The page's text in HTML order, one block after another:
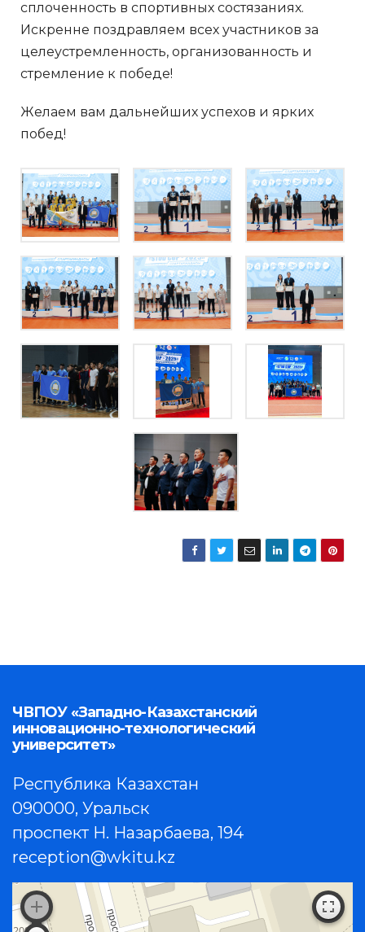
сплоченность в спортивных состязаниях.
Искренне поздравляем всех участников за
целеустремленность, организованность и
стремление к победе!
Желаем вам дальнейших успехов и ярких
побед!
ЧВПОУ «Западно-Казахстанский
инновационно-технологический
университет»
Республика Казахстан
090000, Уральск
проспект Н. Назарбаева, 194
reception@wkitu.kz